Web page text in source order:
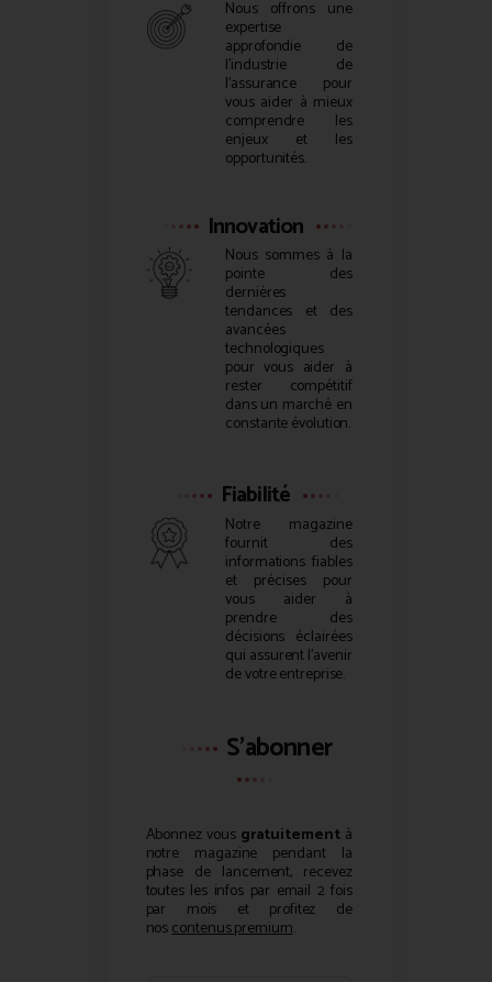
Nous offrons une
expertise
approfondie de
l’industrie de
l’assurance pour
vous aider à mieux
comprendre les
enjeux et les
opportunités.
Innovation
Nous sommes à la
pointe des
dernières
tendances et des
avancées
technologiques
pour vous aider à
rester compétitif
dans un marché en
constante évolution.
Fiabilité
Notre magazine
fournit des
informations fiables
et précises pour
vous aider à
prendre des
décisions éclairées
qui assurent l’avenir
de votre entreprise.
S'abonner
Abonnez vous gratuitementà
notre magazine pendant la
phase de lancement, recevez
toutes les infos par email 2 fois
par mois et profitez de
noscontenus premium.